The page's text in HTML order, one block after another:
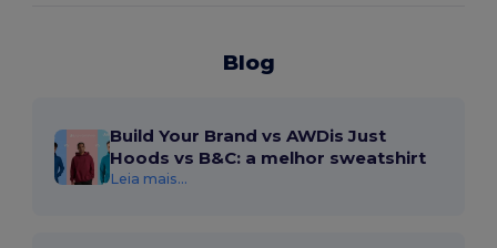
Blog
Build Your Brand vs AWDis Just
Hoods vs B&C: a melhor sweatshirt
Leia mais...